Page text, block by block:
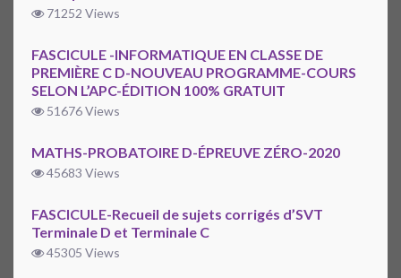
71252 Views
FASCICULE -INFORMATIQUE EN CLASSE DE
PREMIÈRE C D-NOUVEAU PROGRAMME-COURS
SELON L’APC-ÉDITION 100% GRATUIT
51676 Views
MATHS-PROBATOIRE D-ÉPREUVE ZÉRO-2020
45683 Views
FASCICULE-Recueil de sujets corrigés d’SVT
Terminale D et Terminale C
45305 Views